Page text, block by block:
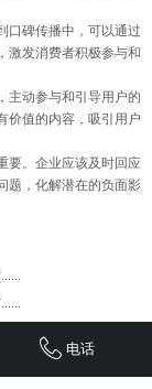
口碑传播中，可以通过
激发消费者积极参与和
主动参与和引导用户的
价值的内容，吸引用户
要。企业应该及时回应
题，化解潜在的负面影
服务 关于
电话